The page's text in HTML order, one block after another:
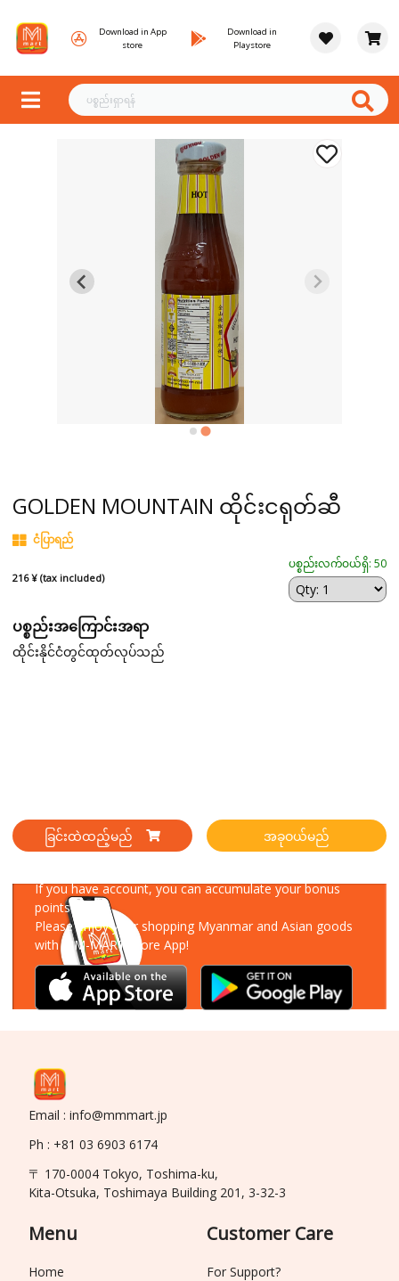
Download in App
store
Download in
Playstore
GOLDEN MOUNTAIN ထိုင်းငရုတ်ဆီ
ငံပြာရည်
216 ¥ (tax included)
ပစ္စည်းလက်ဝယ်ရှိ: 50
ပစ္စည်းအကြောင်းအရာ
ထိုင်းနိုင်ငံတွင်ထုတ်လုပ်သည်
ခြင်းထဲထည့်မည် အခုဝယ်မည်
If you have account, you can accumulate your bonus
points!
Please enjoy your shopping Myanmar and Asian goods
with MM-MART Store App!
Email : info@mmmart.jp
Ph : +81 03 6903 6174
〒 170-0004 Tokyo, Toshima-ku,
Kita-Otsuka, Toshimaya Building 201, 3-32-3
Menu
Home
Customer Care
For Support?